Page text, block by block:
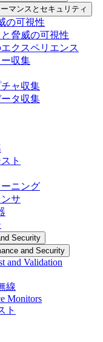
マンスとセキュリティ
の可視性
脅威の可視性
クスペリエンス
収集
ャ収集
タ収集
ト
ニング
サ
Security
and Security
and Validation
線
Monitors
ト